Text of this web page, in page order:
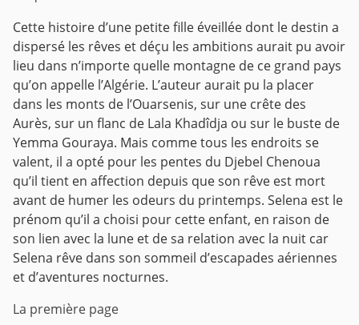
Cette histoire d’une petite fille éveillée dont le destin a
dispersé les rêves et déçu les ambitions aurait pu avoir
lieu dans n’importe quelle montagne de ce grand pays
qu’on appelle l’Algérie. L’auteur aurait pu la placer
dans les monts de l’Ouarsenis, sur une crête des
Aurès, sur un flanc de Lala Khadîdja ou sur le buste de
Yemma Gouraya. Mais comme tous les endroits se
valent, il a opté pour les pentes du Djebel Chenoua
qu’il tient en affection depuis que son rêve est mort
avant de humer les odeurs du printemps. Selena est le
prénom qu’il a choisi pour cette enfant, en raison de
son lien avec la lune et de sa relation avec la nuit car
Selena rêve dans son sommeil d’escapades aériennes
et d’aventures nocturnes.
La première page